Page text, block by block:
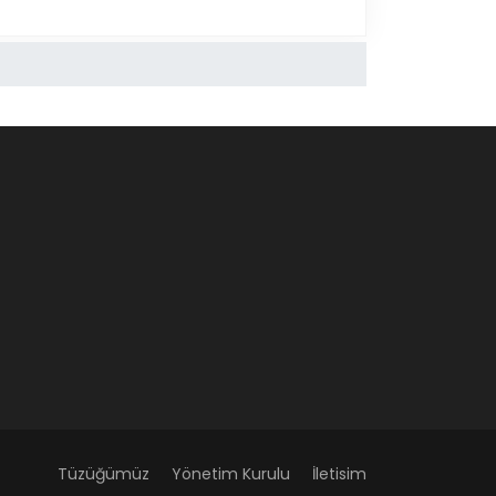
Tüzüğümüz Yönetim Kurulu İletisim